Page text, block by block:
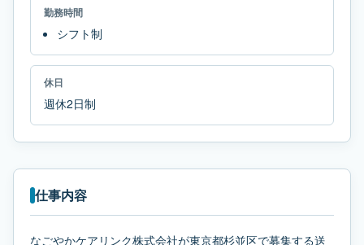
勤務時間
シフト制
休日
週休2日制
仕事内容
なごやかケアリンク株式会社が東京都杉並区で募集する送